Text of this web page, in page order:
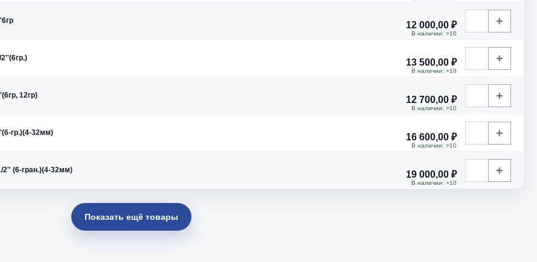
12 000,00 ₽
В наличии: >10
+
13 500,00 ₽
В наличии: >10
+
12гр) 12 700,00 ₽
В наличии: >10
+
гр.)(4-32мм) 16 600,00 ₽
В наличии: >10
+
2'' (6-гран.)(4-32мм) 19 000,00 ₽
В наличии: >10
+
Показать ещё товары